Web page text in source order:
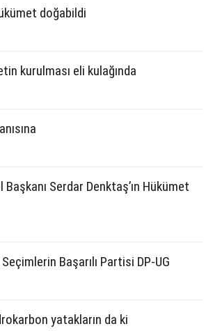
doğabildi
kurulması eli kulağında
Başkanı Serdar Denktaş’ın Hükümet
Başarılı Partisi DP-UG
yatakların da ki